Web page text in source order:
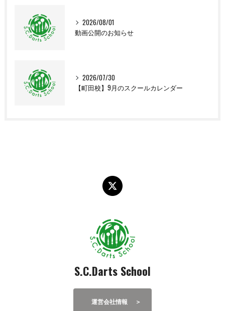
2026/08/01
動画公開のお知らせ
2026/07/30
【町田校】9月のスクールカレンダー
S.C.Darts School
運営会社情報